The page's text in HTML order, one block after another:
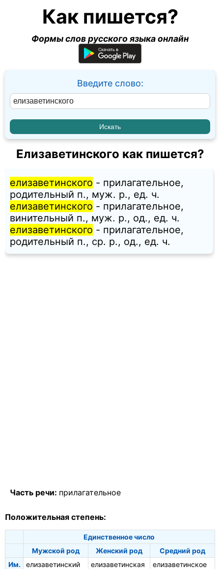
Как пишется?
Формы слов русского языка онлайн
Введите слово:
Елизаветинского как пишется?
елизаветинского - прилагательное,
родительный п., муж. p., ед. ч.
елизаветинского - прилагательное,
винительный п., муж. p., од., ед. ч.
елизаветинского - прилагательное,
родительный п., ср. p., од., ед. ч.
Часть речи: прилагательное
Положительная степень:
Единственное число
Мужской род
Женский род
Средний род
Им.
елизаветинский елизаветинская
елизаветинское